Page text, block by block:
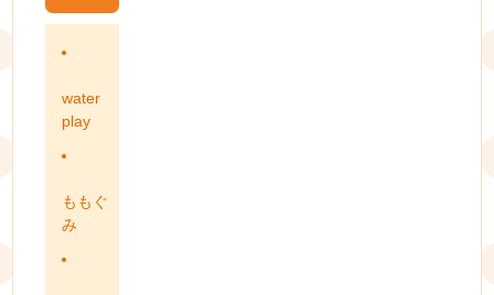
water
play
ももぐ
み